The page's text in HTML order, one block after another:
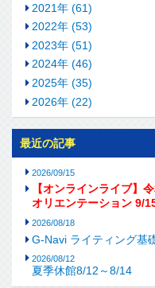
2021年 (61)
2022年 (53)
2023年 (51)
2024年 (46)
2025年 (35)
2026年 (22)
最近の記事
2026/09/15
【オンラインライブ】
オリエンテーション 9/
2026/08/18
G-Navi ライティング基
2026/08/12
夏季休館8/12～8/14